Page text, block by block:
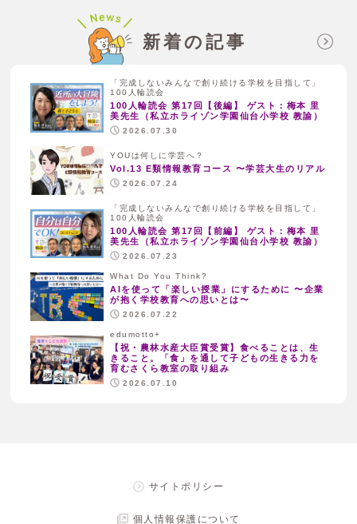
新着の記事
「完成しないみんなで創り続ける学校を目指して」
100人輪読会
100人輪読会 第17回【後編】 ゲスト：梅本 里
美先生（私立ホライゾン学園仙台小学校 教諭）
2026.07.30
YOUは何しに学芸へ？
Vol.13 E類情報教育コース 〜学芸大生のリアル
2026.07.24
「完成しないみんなで創り続ける学校を目指して」
100人輪読会
100人輪読会 第17回【前編】 ゲスト：梅本 里
美先生（私立ホライゾン学園仙台小学校 教諭）
2026.07.23
What Do You Think?
AIを使って「楽しい授業」にするために 〜企業
が抱く学校教育への思いとは〜
2026.07.22
edumotto+
【祝・農林水産大臣賞受賞】食べることは、生
きること。「食」を通して子どもの生きる力を
育むさくら教室の取り組み
2026.07.10
サイトポリシー
個人情報保護について